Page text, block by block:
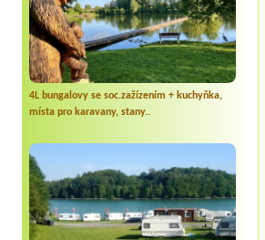
4L bungalovy se soc.zažízením + kuchyňka,
místa pro karavany, stany..